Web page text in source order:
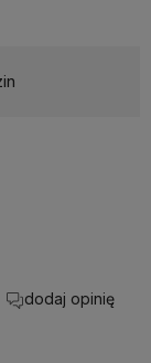
dodaj opinię